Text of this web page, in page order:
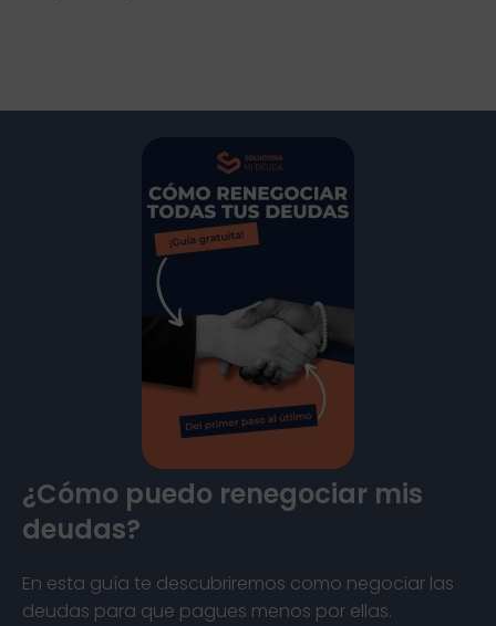
¿Cómo puedo renegociar mis
deudas?
En esta guía te descubriremos como negociar las
deudas para que pagues menos por ellas.